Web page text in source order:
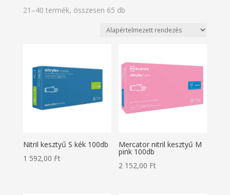
21–40 termék, összesen 65 db
Nitril kesztyű S kék 100db
1 592,00 Ft
Mercator nitril kesztyű M
pink 100db
2 152,00 Ft